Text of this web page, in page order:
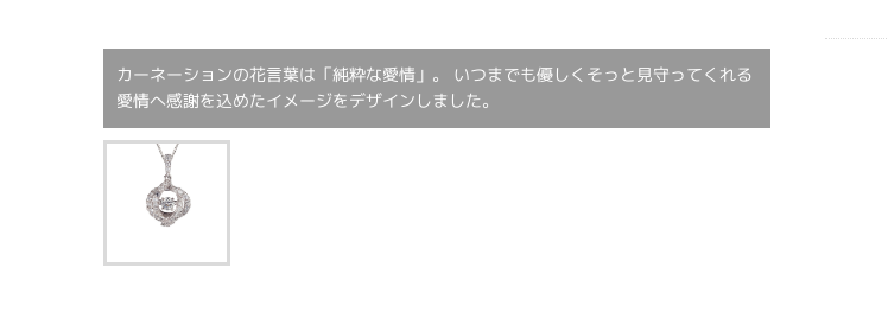
カーネーションの花言葉は「純粋な愛情」。 いつまでも優しくそっと見守ってくれる
愛情へ感謝を込めたイメージをデザインしました。